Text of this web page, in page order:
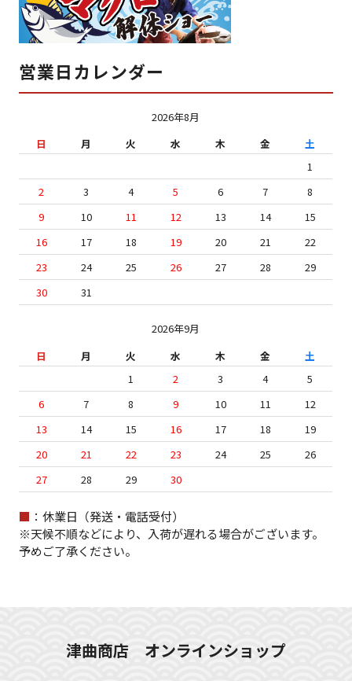
営業日カレンダー
2026年8月
日
月 火 水 木 金
土
1
2
3 4 5 6 7
8
9
10 11 12 13 14
15
16
17 18 19 20 21
22
23
24 25 26 27 28
29
30
31
2026年9月
日
月 火 水 木 金
土
1
2 3 4
5
6
7 8 9 10 11
12
13
14 15 16 17 18
19
20
21 22 23 24 25
26
27
28 29 30
■ ：休業日（発送・電話受付）
※天候不順などにより、入荷が遅れる場合がございます。
予めご了承ください。
津曲商店 オンラインショップ